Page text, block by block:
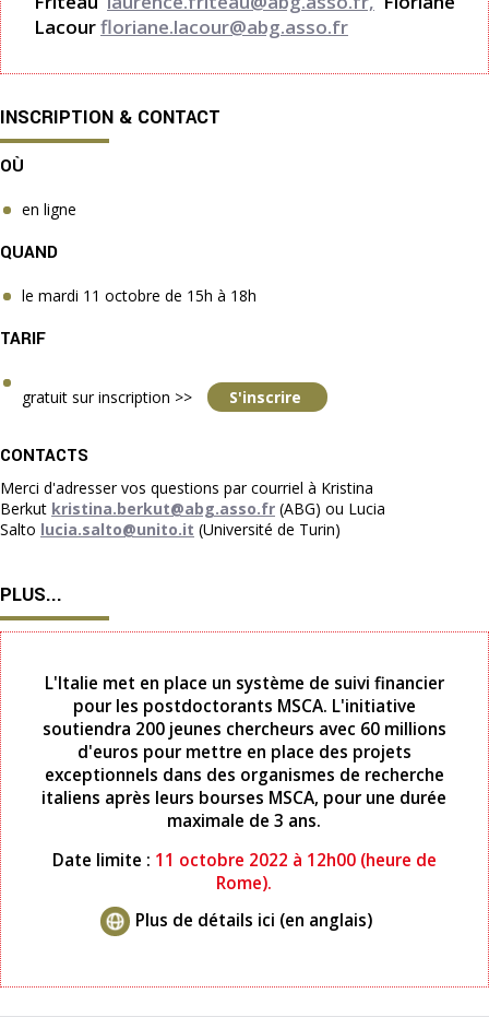
Lacourfloriane.lacour@abg.asso.fr
INSCRIPTION & CONTACT
OÙ
en ligne
QUAND
le mardi 11 octobre de 15h à 18h
TARIF
gratuit sur inscription >> S'inscrire
CONTACTS
Merci d'adresser vos questions par courriel à Kristina
Berkut kristina.berkut@abg.asso.fr (ABG) ou Lucia
Salto lucia.salto@unito.it (Université de Turin)
PLUS...
L'Italie met en place un système de suivi financier
pour les postdoctorants MSCA. L'initiative
soutiendra 200 jeunes chercheurs avec 60 millions
d'euros pour mettre en place des projets
exceptionnels dans des organismes de recherche
italiens après leurs bourses MSCA, pour une durée
maximale de 3 ans.
Date limite : 11 octobre 2022 à 12h00 (heure de
Rome).
Plus de détails ici (en anglais)